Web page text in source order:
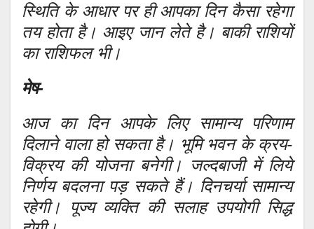
स्थिति के आधार पर ही आपका दिन कैसा रहेगा
तय होता है। आइए जान लेते है। बाकी राशियों
का राशिफल भी।
मेष-
आज का दिन आपके लिए सामान्य परिणाम
दिलाने वाला हो सकता है। भूमि भवन के क्रय-
विक्रय की योजना बनेगी। जल्दबाजी में लिये
निर्णय बदलना पड़ सकते हैं। दिनचर्या सामान्य
रहेगी। पूज्य व्यक्ति की सलाह उपयोगी सिद्ध